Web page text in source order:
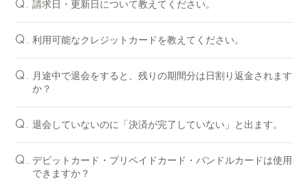
Q. 請求日・更新日について教えてください。
Q. 利用可能なクレジットカードを教えてください。
Q. 月途中で退会をすると、残りの期間分は日割り返金されます
か？
Q. 退会していないのに「決済が完了していない」と出ます。
Q. デビットカード・プリペイドカード・バンドルカードは使用
できますか？